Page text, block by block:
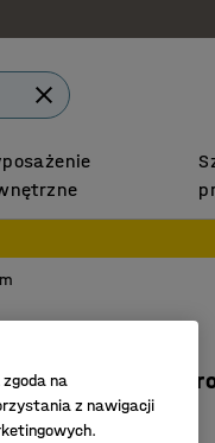
gniazda
:75530
na
z nawigacji